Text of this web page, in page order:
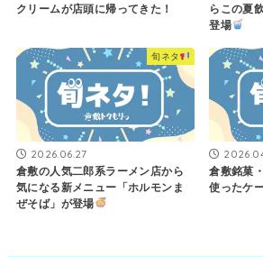
クリームが店頭に帰ってきた！
らこの夏
登場
旬ネタ
2026.06.27
倉敷の人気二郎系ラーメン店から
気になる新メニュー「ホルモンま
ぜそば」が登場
倉敷銘菓
使ったケ